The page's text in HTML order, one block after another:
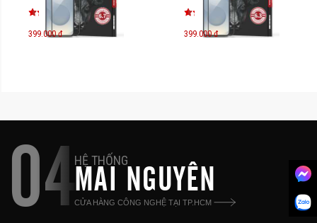
399.000 đ 399.000 đ
04HỆ THỐNG
MAI NGUYÊN
CỬA HÀNG CÔNG NGHỆ TẠI TP.HCM